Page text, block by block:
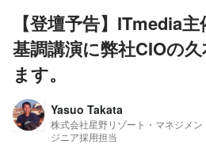
【登壇予告】ITmedia
基調講演に弊社CIOの
ます。
Yasuo Takata
株式会社星野リゾート・マネジメ
ジニア採用担当